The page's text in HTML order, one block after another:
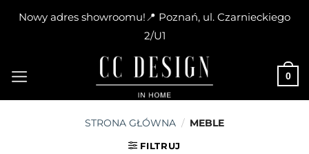
Nowy adres showroomu!📍 Poznań, ul. Czarnieckiego
2/U1
content
0
STRONA GŁÓWNA / MEBLE
FILTRUJ